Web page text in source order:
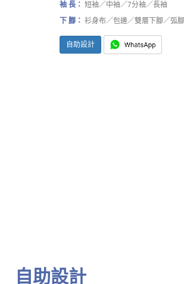
袖 長： 短袖／中袖／7分袖／長袖
下 腳： 衫身布／包邊／雙層下腳／弧
自助設計
自助設計